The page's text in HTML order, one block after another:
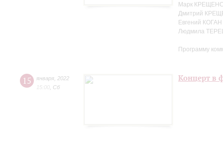
Марк
Дмитрий
Евгений
Людмила
Программу
15 января 2022
15:00 Сб
Концерт в